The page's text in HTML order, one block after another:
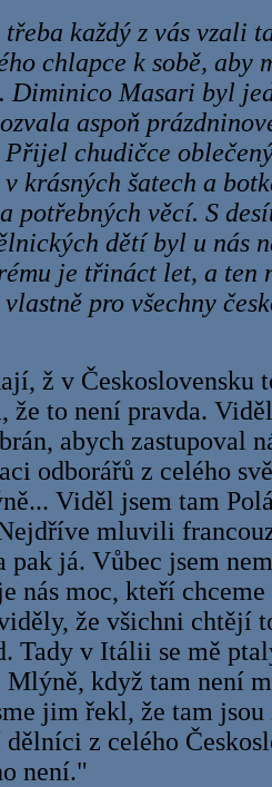
třeba každý z vás vzali
chlapce k sobě, aby
Diminico Masari byl
aspoň
Přijel chudičce
krásných šatech a
potřebných věcí. S
dětí byl u nás
je třináct let, a ten
pro všechny
ž v Československu
že to není pravda.
abych zastupoval
odborářů z celého
Viděl jsem tam
mluvili
pak já. Vůbec jsem
nás moc, kteří
že všichni chtějí
Tady v Itálii se mě
když tam není
jim řekl, že tam jsou
z celého
není."